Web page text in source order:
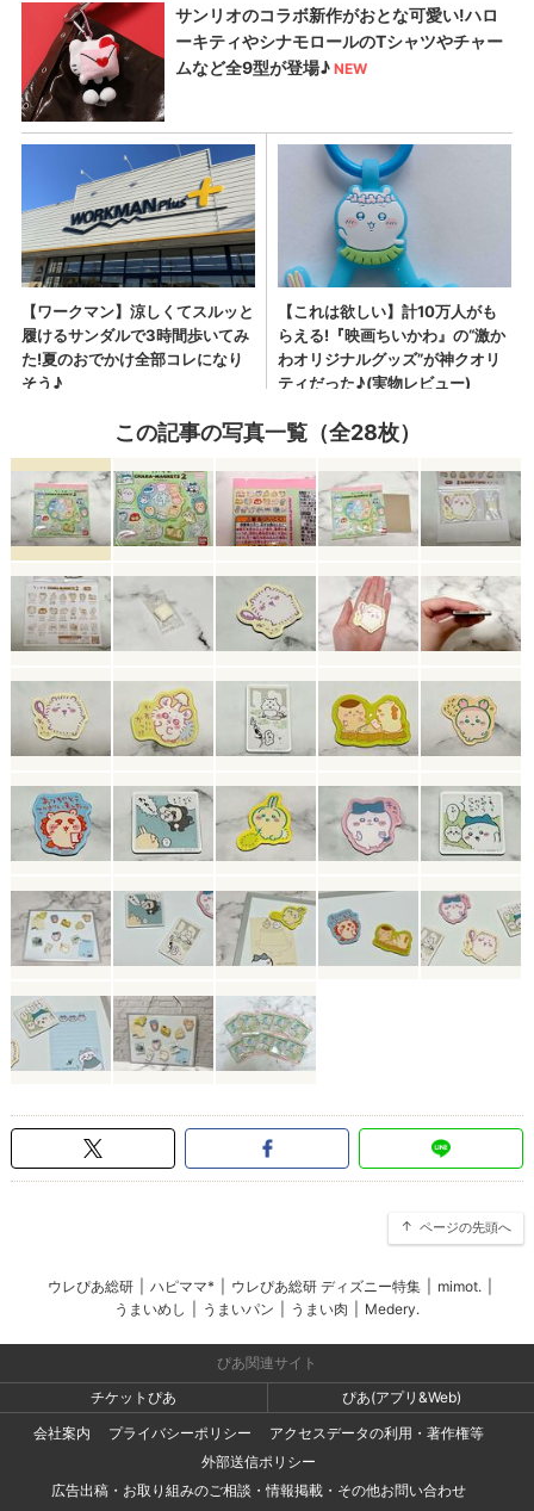
この記事の写真一覧（全28枚）
ページの先頭へ
ウレぴあ総研 ハピママ* ウレぴあ総研 ディズニー特集 mimot.
うまいめし
うまいパン うまい肉 Medery.
ぴあ関連サイト
チケットぴあ
ぴあ(アプリ&Web)
会社案内
プライバシーポリシー
アクセスデータの利用・著作権等
外部送信ポリシー
広告出稿・お取り組みのご相談・情報掲載・その他お問い合わせ